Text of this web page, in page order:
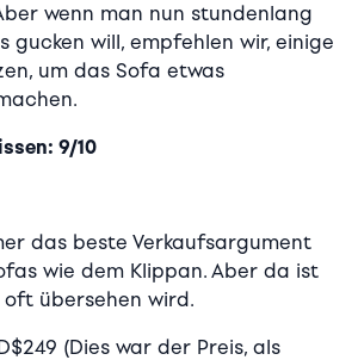
wenn man nun stundenlang
gucken will, empfehlen wir, einige
um das Sofa etwas
9/10
das beste Verkaufsargument
wie dem Klippan. Aber da ist
oft übersehen wird.
(Dies war der Preis, als